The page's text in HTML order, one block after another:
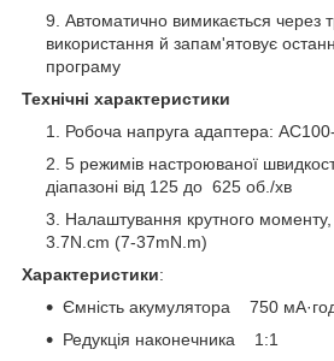
Автоматично вимикається через
використання й запам'ятовує
програму
Технічні характеристики
Робоча напруга адаптера:
5 режимів настроюваної
діапазоні від 125 до 625 об./хв
Налаштування крутного моменту,
3.7N.cm (7-37mN.m)
Характеристики:
Ємність акумулятора 750
Редукція наконечника 1:1